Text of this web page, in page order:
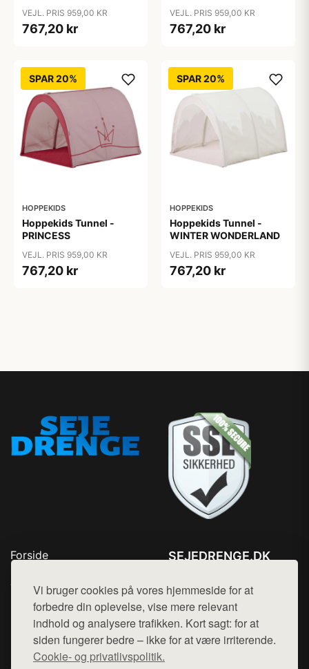
Vi bruger cookies på vores hjemmeside for at
forbedre din oplevelse, vise mere relevant
indhold og analysere trafikken. Kort sagt: for at
siden fungerer bedre – ikke for at være irriterende.
Cookie- og privatlivspolitik.
VEJL. PRIS 959,00 KR
767,20 kr
VEJL. PRIS 959,00 KR
767,20 kr
SPAR 20%
HOPPEKIDS
Hoppekids Tunnel -
PRINCESS
VEJL. PRIS 959,00 KR
767,20 kr
SPAR 20%
HOPPEKIDS
Hoppekids Tunnel -
WINTER WONDERLAND
VEJL. PRIS 959,00 KR
767,20 kr
Forside
Top Rabatter
Kontakt
SEJEDRENGE.DK
Mail: hej@want.dk
Cookie- og privatlivspolitik